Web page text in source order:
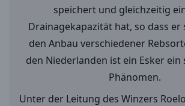
speichert und gleichzeitig
Drainagekapazität hat, so dass er
den Anbau verschiedener
den Niederlanden ist ein Esker ein
Phänomen.
Unter der Leitung des Winzers